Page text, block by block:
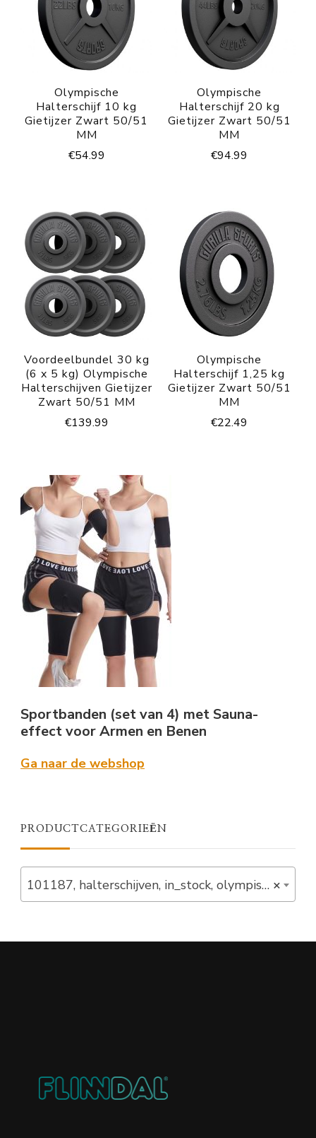
Olympische
Halterschijf 10 kg
Gietijzer Zwart 50/51
MM
€54.99
Olympische
Halterschijf 20 kg
Gietijzer Zwart 50/51
MM
€94.99
Voordeelbundel 30 kg
(6 x 5 kg) Olympische
Halterschijven Gietijzer
Zwart 50/51 MM
€139.99
Olympische
Halterschijf 1,25 kg
Gietijzer Zwart 50/51
MM
€22.49
Sportbanden (set van 4) met Sauna-
effect voor Armen en Benen
Ga naar de webshop
PRODUCTCATEGORIEËN
×
101187, halterschijven, in_stock, olympisch, olympische halterschijven, schijven (10)